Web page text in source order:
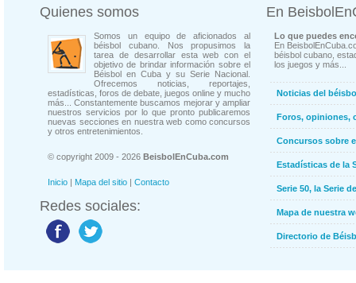
Quienes somos
Somos un equipo de aficionados al
béisbol cubano. Nos propusimos la
tarea de desarrollar esta web con el
objetivo de brindar información sobre el
Béisbol en Cuba y su Serie Nacional.
Ofrecemos noticias, reportajes,
estadísticas, foros de debate, juegos online y mucho
más... Constantemente buscamos mejorar y ampliar
nuestros servicios por lo que pronto publicaremos
nuevas secciones en nuestra web como concursos
y otros entretenimientos.
© copyright 2009 - 2026 BeisbolEnCuba.com
Inicio | Mapa del sitio | Contacto
Redes sociales:
En
Lo que puedes
En
béisbol cubano,
los juegos y más...
Noticias del
Foros, opiniones,
Concursos sobre
Estadísticas de la
Serie 50, la Serie
Mapa de nuestra
Directorio de